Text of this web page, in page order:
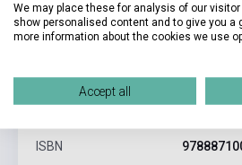
Termékjellemzők
ISBN
We may place these for analysis of our
show personalised content and to give you a
more information about the cookies we use
Accept all